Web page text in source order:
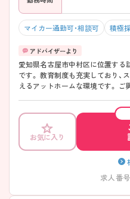
マイカー通勤可・相談可 積極
愛知県名古屋市中村区に位置する
です。 教育制度も充実しており、
えるアットホームな環境です。
お気に入り
求人番